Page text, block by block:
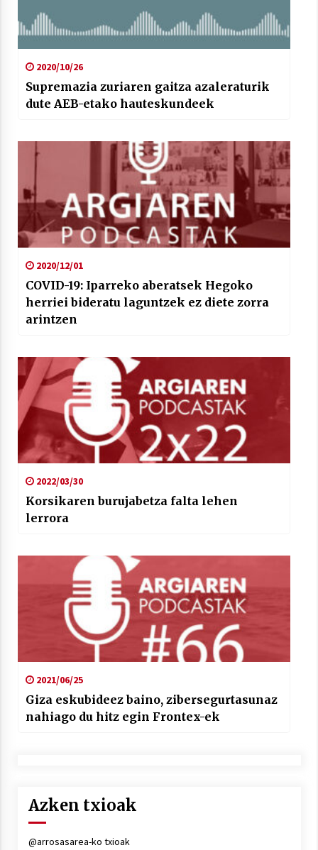
2020/10/26
Supremazia zuriaren gaitza azaleraturik
dute AEB-etako hauteskundeek
2020/12/01
COVID-19: Iparreko aberatsek Hegoko
herriei bideratu laguntzek ez diete zorra
arintzen
2022/03/30
Korsikaren burujabetza falta lehen
lerrora
2021/06/25
Giza eskubideez baino, zibersegurtasunaz
nahiago du hitz egin Frontex-ek
Azken txioak
@arrosasarea-ko txioak